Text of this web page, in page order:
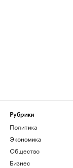
Рубрики
Политика
Экономика
Общество
Бизнес